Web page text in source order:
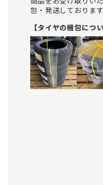
包・発送しております
【タイヤの梱包につい